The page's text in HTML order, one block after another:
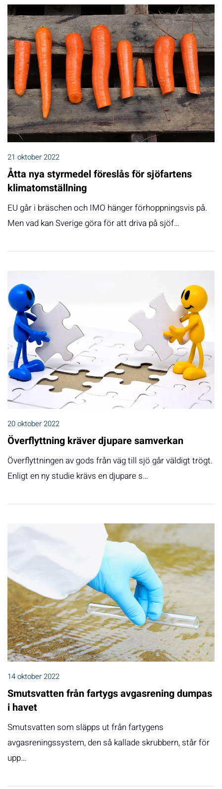
21 oktober 2022
Åtta nya styrmedel föreslås för sjöfartens
klimatomställning
EU går i bräschen och IMO hänger förhoppningsvis på.
Men vad kan Sverige göra för att driva på sjöf…
20 oktober 2022
Överflyttning kräver djupare samverkan
Överflyttningen av gods från väg till sjö går väldigt trögt.
Enligt en ny studie krävs en djupare s…
14 oktober 2022
Smutsvatten från fartygs avgasrening dumpas
i havet
Smutsvatten som släpps ut från fartygens
avgasreningssystem, den så kallade skrubbern, står för
upp…